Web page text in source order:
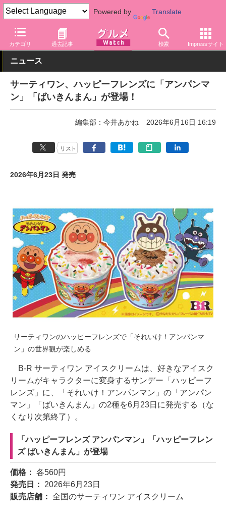
Powered by Translate
カテゴリ 過去記事 検索 Impressサイト
グルメ Watch 店舗 ファストフード サーティワン
ニュース
サーティワン、ハッピーフレンズに「アンパンマ
ン」「ばいきんまん」が登場！
編集部：今井あかね 2026年6月16日 16:19
リスト
2026年6月23日 発売
サーティワンのハッピーフレンズで「それいけ！アンパンマ
ン」の世界観が楽しめる
B-R サーティワン アイスクリームは、好きなアイスク
リームがキャラクターに変身するサンデー「ハッピーフ
レンズ」に、「それいけ！アンパンマン」の「アンパン
マン」「ばいきんまん」の2種を6月23日に発売する（な
くなり次第終了）。
「ハッピーフレンズ アンパンマン」「ハッピーフレン
ズ ばいきんまん」が登場
価格： 各560円
発売日： 2026年6月23日
販売店舗： 全国のサーティワン アイスクリーム